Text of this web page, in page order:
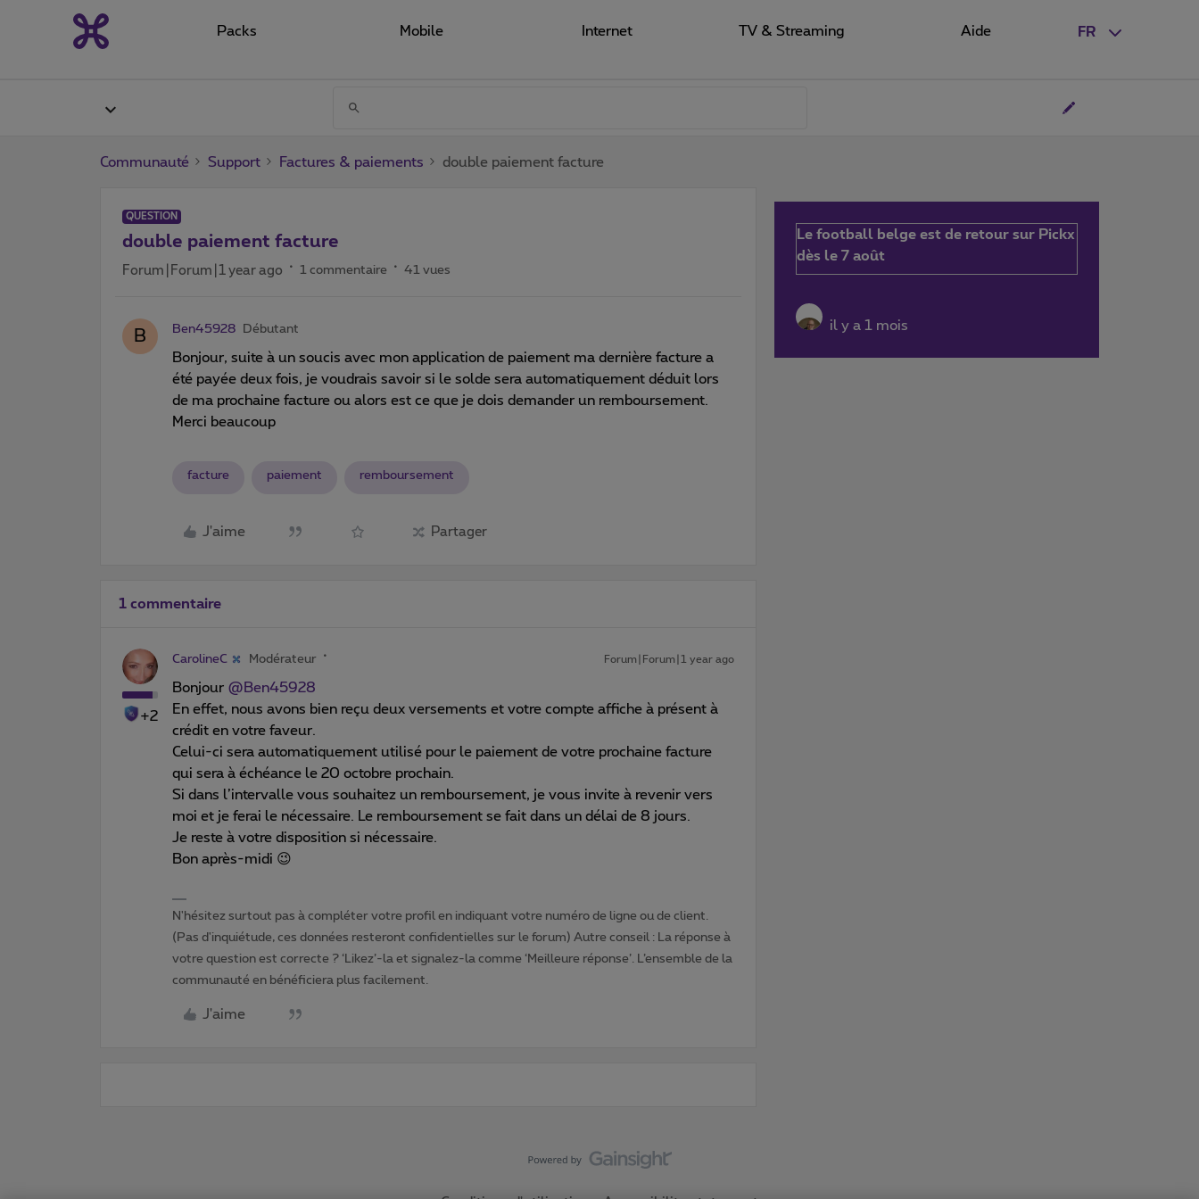
FR
Packs Mobile Internet TV & Streaming Aide
Communauté Support Factures & paiements double paiement facture
QUESTION
double paiement facture
Forum|Forum|1 year ago 1 commentaire 41 vues
B Ben45928 Débutant
Bonjour, suite à un soucis avec mon application de paiement ma dernière facture a
été payée deux fois, je voudrais savoir si le solde sera automatiquement déduit lors
de ma prochaine facture ou alors est ce que je dois demander un remboursement.
Merci beaucoup
facture paiement remboursement
J'aime Partager
1 commentaire
+2
CarolineC Modérateur Forum|Forum|1 year ago
Bonjour @Ben45928
En effet, nous avons bien reçu deux versements et votre compte affiche à présent à
crédit en votre faveur.
Celui-ci sera automatiquement utilisé pour le paiement de votre prochaine facture
qui sera à échéance le 20 octobre prochain.
Si dans l’intervalle vous souhaitez un remboursement, je vous invite à revenir vers
moi et je ferai le nécessaire. Le remboursement se fait dans un délai de 8 jours.
Je reste à votre disposition si nécessaire.
Bon après-midi 😉
N'hésitez surtout pas à compléter votre profil en indiquant votre numéro de ligne ou de client.
(Pas d'inquiétude, ces données resteront confidentielles sur le forum) Autre conseil : La réponse à
votre question est correcte ? ‘Likez’-la et signalez-la comme ‘Meilleure réponse’. L’ensemble de la
communauté en bénéficiera plus facilement.
J'aime
Le football belge est de retour sur Pickx
dès le 7 août
il y a 1 mois